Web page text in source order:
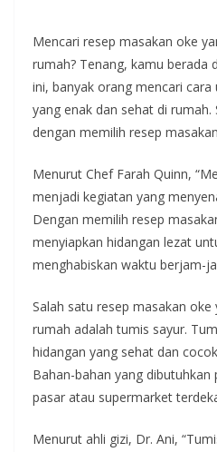
Mencari resep masakan oke
rumah? Tenang, kamu berada
ini, banyak orang mencari
yang enak dan sehat di rumah.
dengan memilih resep
Menurut Chef Farah Quinn,
menjadi kegiatan yang
Dengan memilih resep
menyiapkan hidangan lezat
menghabiskan waktu berjam-
Salah satu resep masakan
rumah adalah tumis sayur.
hidangan yang sehat dan
Bahan-bahan yang
pasar atau supermarket
Menurut ahli gizi, Dr. Ani,